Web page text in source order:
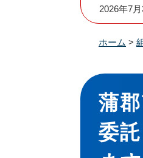
2026年7
ホーム >
本
文
蒲
委